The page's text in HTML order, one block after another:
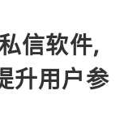
信软件,
升用户参